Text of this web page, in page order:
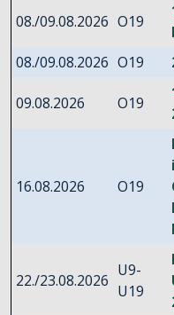
08./09.08.2026 O19
08./09.08.2026 O19
09.08.2026 O19
16.08.2026 O19
22./23.08.2026
U9-
U19